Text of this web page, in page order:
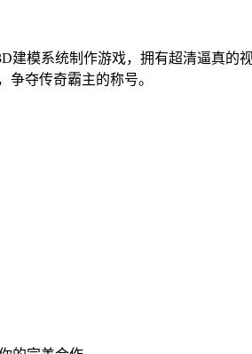
建模系统制作游戏，拥有超清逼真的
夺传奇霸主的称号。